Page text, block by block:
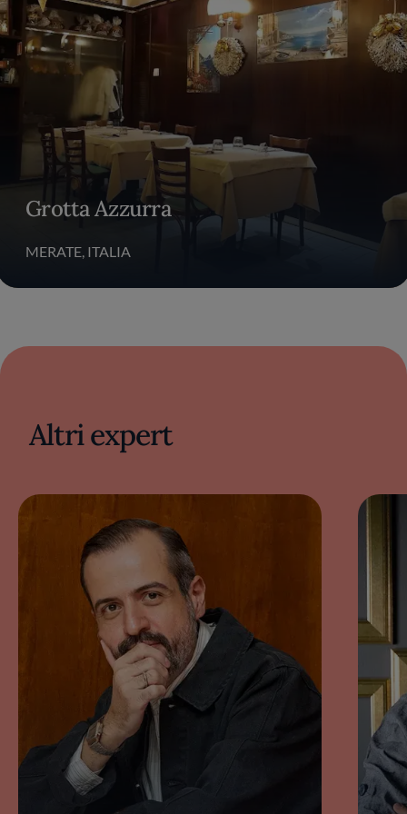
Grotta Azzurra
MERATE, ITALIA
Altri expert